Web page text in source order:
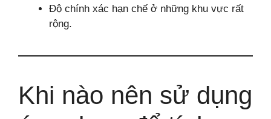
Độ chính xác hạn chế ở những khu vực rất
rộng.
Khi nào nên sử dụng